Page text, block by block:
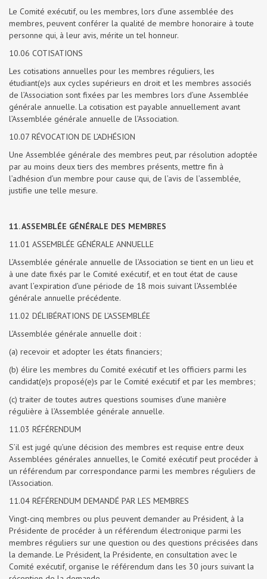
Le Comité exécutif, ou les membres, lors d’une assemblée des
membres, peuvent conférer la qualité de membre honoraire à toute
personne qui, à leur avis, mérite un tel honneur.
10.06 COTISATIONS
Les cotisations annuelles pour les membres réguliers, les
étudiant(e)s aux cycles supérieurs en droit et les membres associés
de l’Association sont fixées par les membres lors d’une Assemblée
générale annuelle. La cotisation est payable annuellement avant
l’Assemblée générale annuelle de l’Association.
10.07 RÉVOCATION DE L’ADHÉSION
Une Assemblée générale des membres peut, par résolution adoptée
par au moins deux tiers des membres présents, mettre fin à
l’adhésion d’un membre pour cause qui, de l’avis de l’assemblée,
justifie une telle mesure.
11. ASSEMBLÉE GÉNÉRALE DES MEMBRES
11.01 ASSEMBLÉE GÉNÉRALE ANNUELLE
L’Assemblée générale annuelle de l’Association se tient en un lieu et
à une date fixés par le Comité exécutif, et en tout état de cause
avant l’expiration d’une période de 18 mois suivant l’Assemblée
générale annuelle précédente.
11.02 DÉLIBÉRATIONS DE L’ASSEMBLÉE
L’Assemblée générale annuelle doit :
(a) recevoir et adopter les états financiers;
(b) élire les membres du Comité exécutif et les officiers parmi les
candidat(e)s proposé(e)s par le Comité exécutif et par les membres;
(c) traiter de toutes autres questions soumises d’une manière
régulière à l’Assemblée générale annuelle.
11.03 RÉFÉRENDUM
S’il est jugé qu’une décision des membres est requise entre deux
Assemblées générales annuelles, le Comité exécutif peut procéder à
un référendum par correspondance parmi les membres réguliers de
l’Association.
11.04 RÉFÉRENDUM DEMANDÉ PAR LES MEMBRES
Vingt-cinq membres ou plus peuvent demander au Président, à la
Présidente de procéder à un référendum électronique parmi les
membres réguliers sur une question ou des questions précisées dans
la demande. Le Président, la Présidente, en consultation avec le
Comité exécutif, organise le référendum dans les 30 jours suivant la